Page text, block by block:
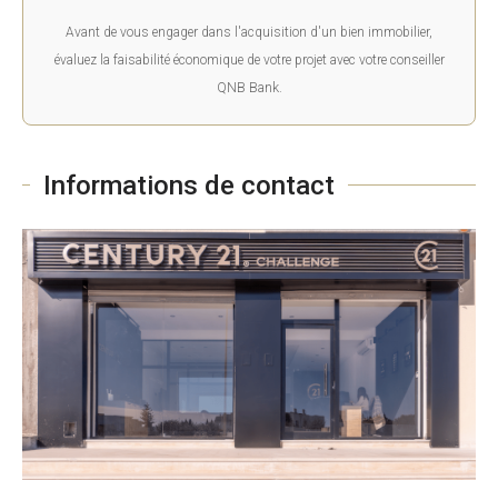
Avant de vous engager dans l'acquisition d'un bien immobilier,
évaluez la faisabilité économique de votre projet avec votre conseiller
QNB Bank.
Informations de contact